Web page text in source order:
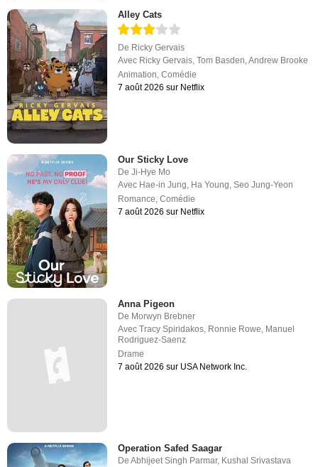
Alley Cats
De Ricky Gervais
Avec Ricky Gervais,Tom Basden,Andrew Brooke
Animation,Comédie
7 août 2026 sur Netflix
Our Sticky Love
DeJi-Hye Mo
Avec Hae-in Jung Ha Young ,Seo Jung-Yeon
Romance ,Comédie
7 août 2026 sur Netflix
Anna Pigeon
De Morwyn Brebner
AvecTracy Spiridakos, Ronnie Rowe, Manuel
Rodriguez-Saenz
Drame
7 août 2026 sur USA Network Inc.
Operation Safed Saagar
DeAbhijeet Singh Parmar, Kushal Srivastava